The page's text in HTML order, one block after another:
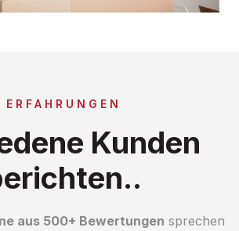
ERFAHRUNGEN
Kunden
aus 500+ Bewertungen sprechen